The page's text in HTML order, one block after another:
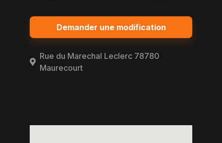
Demander une modification
Rue du Marechal Leclerc 78780
Maurecourt